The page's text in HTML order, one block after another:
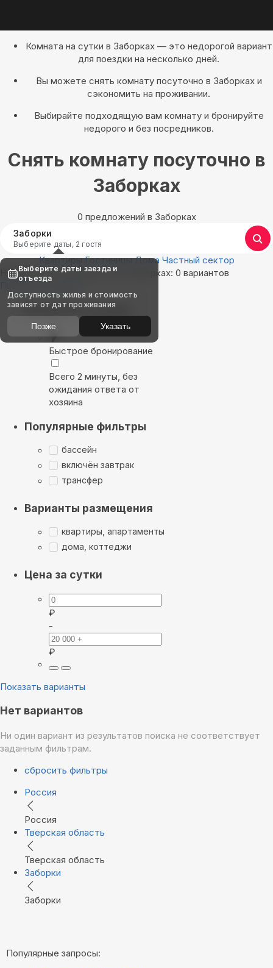
Комната на сутки в Заборках — это недорогой вариант
для поездки на несколько дней.
Вы можете снять комнату посуточно в Заборках и
сэкономить на проживании.
Выбирайте подходящую вам комнату и бронируйте
недорого и без посредников.
Снять комнату посуточно в
Заборках
0 предложений в Заборках
Заборки
Выберите даты, 2 гостя
Квартиры Гостиницы Дома Частный сектор
Найдём, где остановиться в Заборках: 0 вариантов
Показать на карте
Выбирайте лучшее
Быстрое бронирование
Всего 2 минуты, без
ожидания ответа от
хозяина
Популярные фильтры
бассейн
включён завтрак
трансфер
Варианты размещения
квартиры, апартаменты
дома, коттеджи
Цена за сутки
₽
-
₽
Показать варианты
Нет вариантов
Ни один вариант из результатов поиска не соответствует
заданным фильтрам.
сбросить фильтры
Россия
Россия
Тверская область
Тверская область
Заборки
Заборки
Популярные запросы:
Выберите даты заезда и
отъезда
Доступность жилья и стоимость
зависят от дат проживания
Позже Указать